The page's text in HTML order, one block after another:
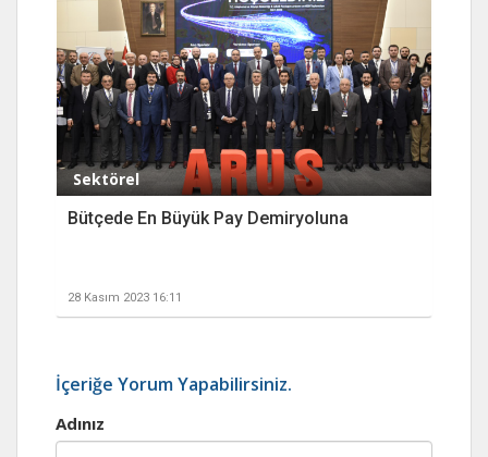
Sektörel
Bütçede En Büyük Pay Demiryoluna
28 Kasım 2023 16:11
İçeriğe Yorum Yapabilirsiniz.
Adınız